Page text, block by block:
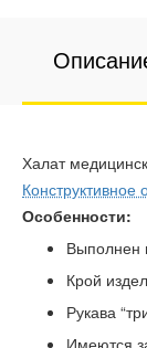
Халат
Конструктивное
Особенности:
Выполнен
Крой
Рукава